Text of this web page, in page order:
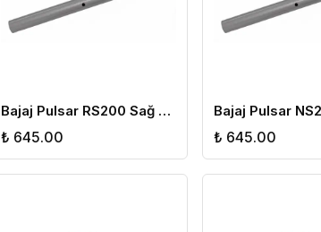
Bajaj Pulsar RS200 Sağ Gidon
₺ 645.00 ₺ 645.00